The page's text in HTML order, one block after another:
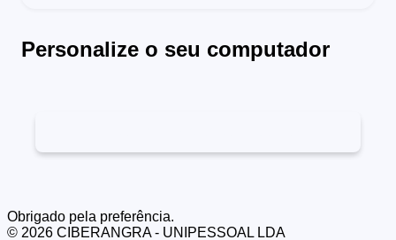
Personalize o seu computador
Obrigado pela preferência.
© 2026 CIBERANGRA - UNIPESSOAL LDA